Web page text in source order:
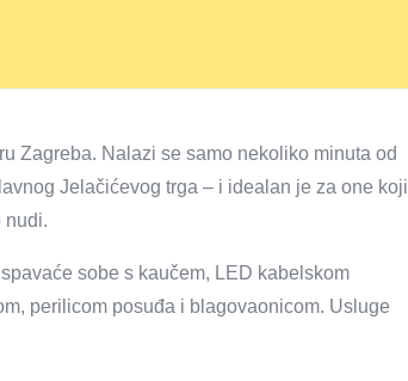
Zagreba. Nalazi se samo nekoliko minuta od
Jelačićevog trga – i idealan je za one koji
nudi.
sobe s kaučem, LED kabelskom
perilicom posuđa i blagovaonicom. Usluge